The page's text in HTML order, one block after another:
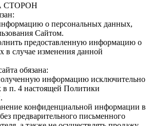
СТОРОН
о персональных данных,
Сайтом.
предоставленную информацию о
в случае изменения данной
обязана:
информацию исключительно
в п. 4 настоящей Политики
конфиденциальной информации в
предварительного письменного